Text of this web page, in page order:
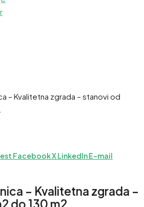
– Kvalitetna zgrada – stanovi od
FacebookXLinkedInE-mail
– Kvalitetna zgrada –
do 130 m2.